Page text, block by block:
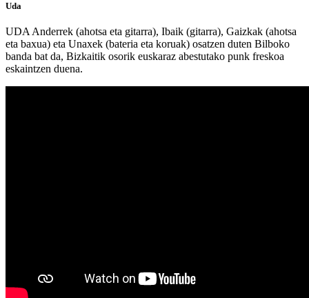
Uda
UDA Anderrek (ahotsa eta gitarra), Ibaik (gitarra), Gaizkak (ahotsa
eta baxua) eta Unaxek (bateria eta koruak) osatzen duten Bilboko
banda bat da, Bizkaitik osorik euskaraz abestutako punk freskoa
eskaintzen duena.